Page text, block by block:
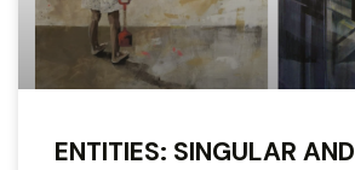
ENTITIES: SINGULAR